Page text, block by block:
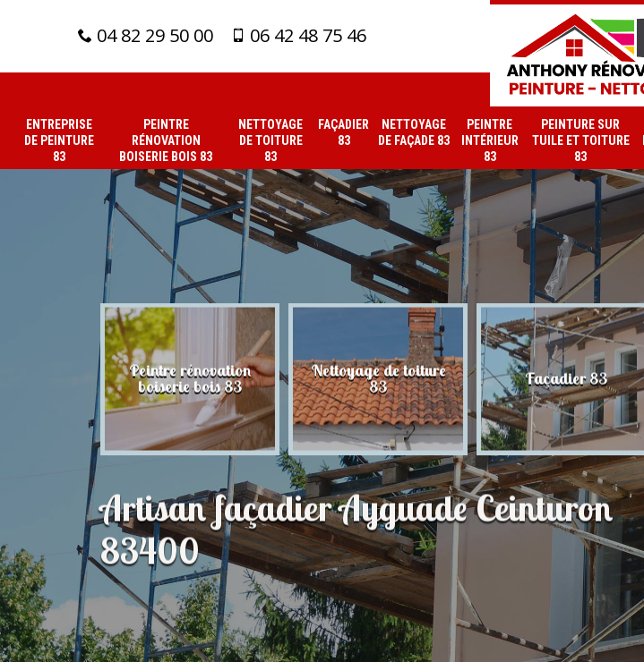
04 82 29 50 00 06 42 48 75 46
ENTREPRISE
DE PEINTURE
83
PEINTRE
RÉNOVATION
BOISERIE BOIS 83
NETTOYAGE
DE TOITURE
83
FAÇADIER
83
NETTOYAGE
DE FAÇADE 83
PEINTRE
INTÉRIEUR
83
PEINTURE SUR
TUILE ET TOITURE
83
Peintre rénovation
boiserie bois 83
Nettoyage de toiture
83 Façadier 83
Artisan façadier Ayguade Ceinturon
83400